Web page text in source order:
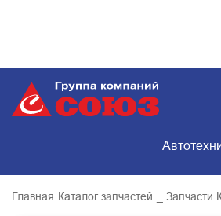
Главная Каталог запчастей _